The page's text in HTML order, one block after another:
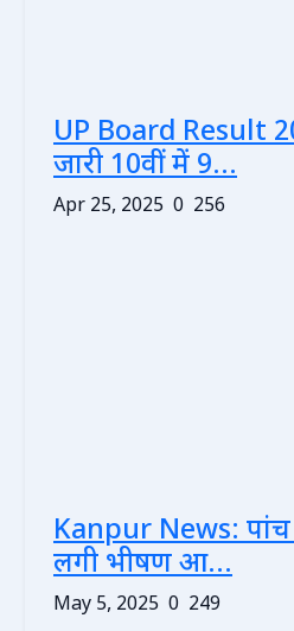
UP Board Result
जारी 10वीं में 9...
Apr 25, 2025 0 256
Kanpur News: पांच
लगी भीषण आ...
May 5, 2025 0 249